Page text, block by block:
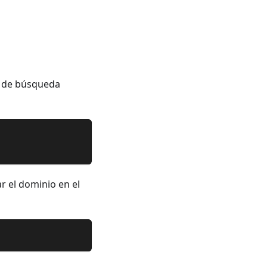
búsqueda
el dominio en el